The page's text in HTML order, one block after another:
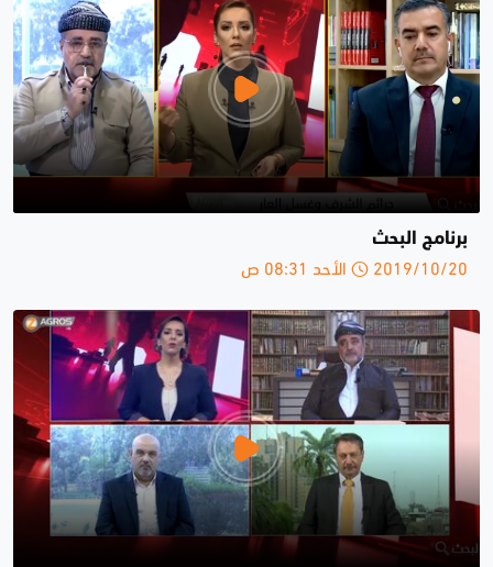
برنامج البحث
2019/10/20 الأحد 08:31 ص